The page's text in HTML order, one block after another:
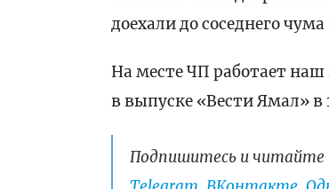
доехали до соседнего
На месте ЧП работает наш
в выпуске «Вести Ямал» в
Подпишитесь и читайте